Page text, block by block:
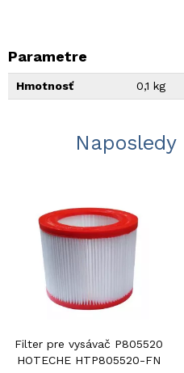
Parametre
Hmotnosť 0,1 kg
Filter pre vysávač P805520
HOTECHE HTP805520-FN